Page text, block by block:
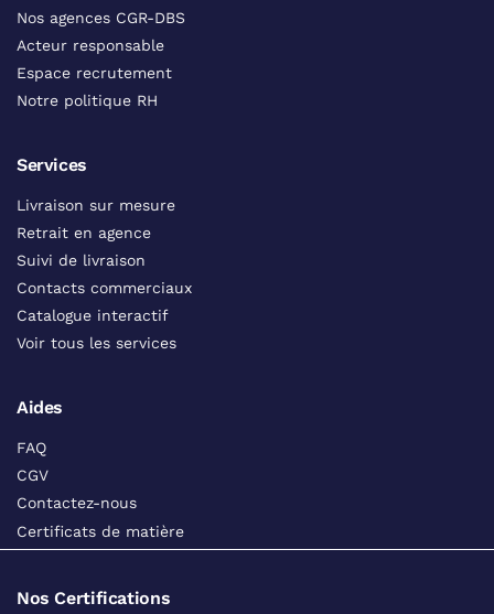
Nos agences CGR-DBS
Acteur responsable
Espace recrutement
Notre politique RH
Services
Livraison sur mesure
Retrait en agence
Suivi de livraison
Contacts commerciaux
Catalogue interactif
Voir tous les services
Aides
FAQ
CGV
Contactez-nous
Certificats de matière
Nos Certifications